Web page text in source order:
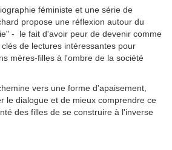
féministe et une série de
propose une réflexion autour du
- le fait d'avoir peur de devenir comme
de lectures intéressantes pour
mères-filles à l'ombre de la société
vers une forme d'apaisement,
le dialogue et de mieux comprendre ce
des filles de se construire à l'inverse